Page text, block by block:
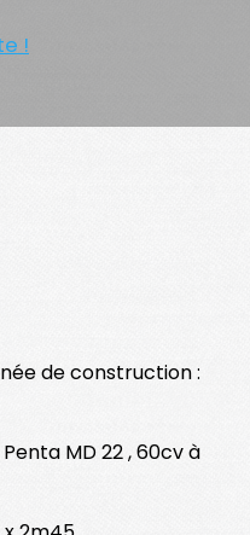
!
de construction :
MD 22 , 60cv à